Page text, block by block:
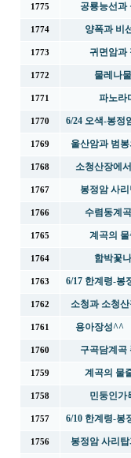
1775 공룡능선과
1774 양폭과 비
1773 귀면암과
1772 물레나
1771 파노라
1770 6/24 오색-봉정
1769 울산암과 범
1768 소청산장에
1767 봉정암 사
1766 수렴동계
1765 계곡의
1764 함박꽃
1763 6/17 한계령-봉
1762 소청과 소청
1761 용아장성^^
1760 구곡담계곡
1759 계곡의 물
1758 민둥인가
1757 6/10 한계령-봉
1756 봉정암 사리